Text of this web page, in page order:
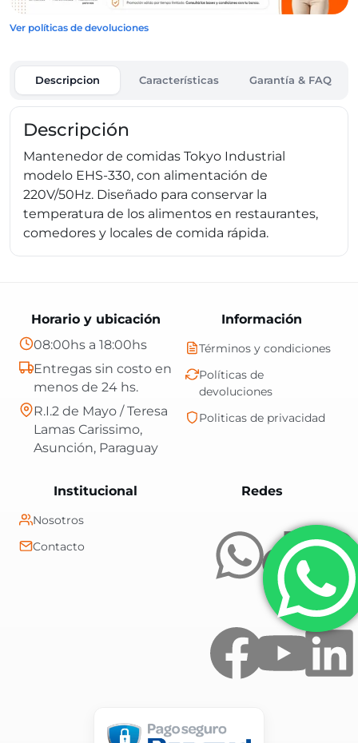
Ver políticas de devoluciones
Descripcion Características Garantía & FAQ
Descripción
Mantenedor de comidas Tokyo Industrial
modelo EHS-330, con alimentación de
220V/50Hz. Diseñado para conservar la
temperatura de los alimentos en restaurantes,
comedores y locales de comida rápida.
RedesCentral Shop es
Información
Términos y condiciones
Políticas de
devoluciones
Politicas de privacidad
Institucional
Nosotros
Contacto
Horario y ubicación
08:00hs a 18:00hs
Entregas sin costo en
menos de 24 hs.
R.I.2 de Mayo / Teresa
Lamas Carissimo,
Asunción, Paraguay